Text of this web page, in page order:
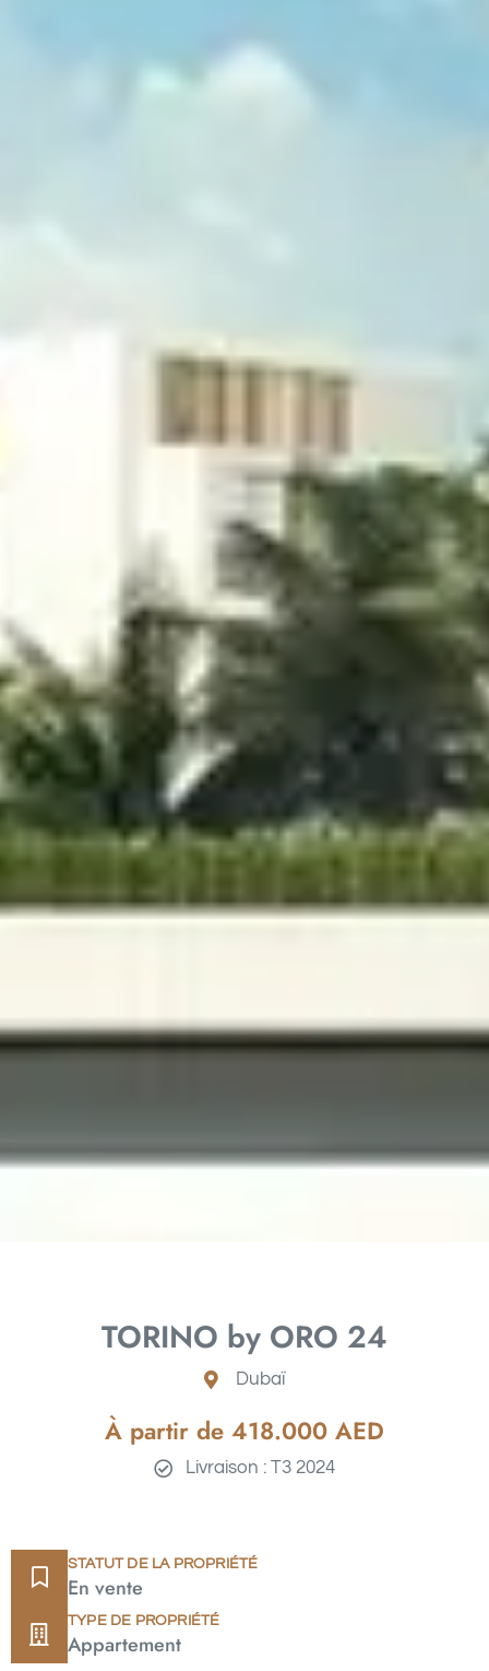
TORINO by ORO 24
Dubaï
À partir de 418.000 AED
Livraison : T3 2024
STATUT DE LA PROPRIÉTÉ
En vente
TYPE DE PROPRIÉTÉ
Appartement